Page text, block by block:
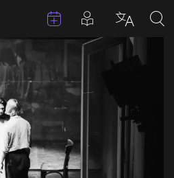
TermineBeiträge in